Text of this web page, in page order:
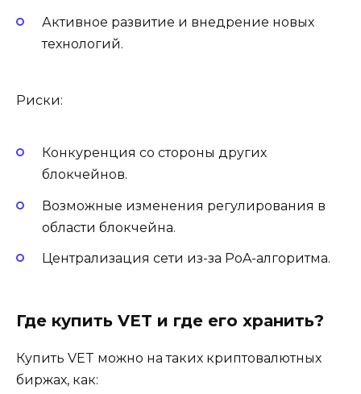
Активное развитие и внедрение новых
технологий.
Риски:
Конкуренция со стороны других
блокчейнов.
Возможные изменения регулирования в
области блокчейна.
Централизация сети из-за PoA-алгоритма.
Где купить VET и где его хранить?
Купить VET можно на таких криптовалютных
биржах, как: